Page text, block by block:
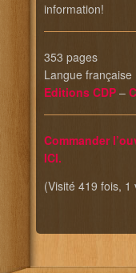
information!
353 pages
Langue française
Editions CDP –
Commander
ICI.
(Visité 419 fois,